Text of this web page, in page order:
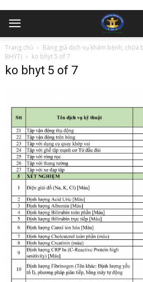
Trang chủ
Bảng giá dịch vụ khám bệnh, chữa
BHYT)
ko bhyt 5 of 7
ko bhyt 5 of 7